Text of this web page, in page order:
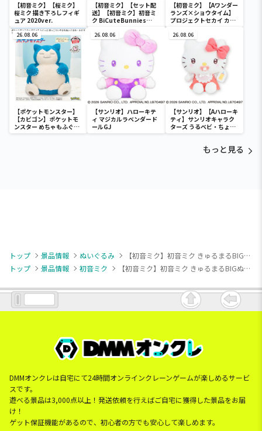
【初音ミク】【桜ミク】
桜ミク 描き下ろしフィギ
ュア 2020ver.
【初音ミク】【セット配
送】【初音ミク】初音ミ
ク BiCuteBunnies
Figure－ストリートver.
－
【初音ミク】【Aワンダー
ランズ×ショウタイム】
プロジェクトセカイ カラ
音ミク クッションVol.2
26.08.06
【ポケットモンスター】
【カビゴン】ポケットモ
ンスター めちゃもふぐっ
と ほっこりいやされぬい
26.08.06
【サンリオ】ハローキテ
ィ マジカルラベンダード
ールGJ
26.08.06
【サンリオ】【Aハローキ
ティ】サンリオキャラク
ターズ うるベビ・ちょい
デカドール
もっと見る
トップ 景品情報 ぬいぐるみ
【初音ミク】初音ミク きゅるまるBIGぬいぐるみーアネモネver.ー
トップ
景品情報 初音ミク 【初音ミク】初音ミク きゅるまるBIGぬいぐるみーアネモネver.ー
DMMオンクレは自宅にて24時間オンラインクレーンゲームが楽しめるサービ
スです。
遊べる景品は3,000点以上！発送依頼を行えばご自宅に獲得した景品をお届
け！
ゲット保証機能があるので、初心者の方でも安心して楽しめます。